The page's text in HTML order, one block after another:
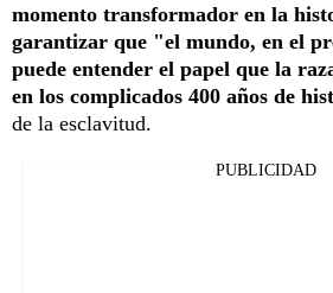
momento transformador en la
garantizar que "el mundo, en el
puede entender el papel que la
en los complicados 400 años de
de la esclavitud.
PUBLICIDAD